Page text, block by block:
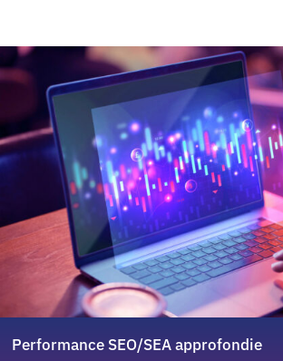
Performance SEO/SEA approfondie